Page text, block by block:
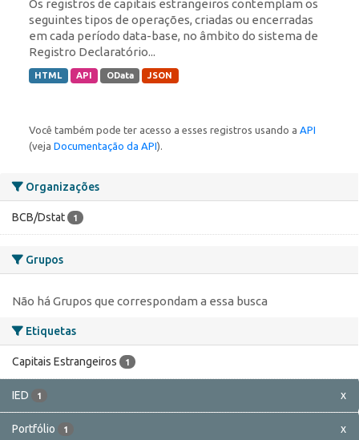
Organizações
BCB/Dstat 1
Grupos
Não há Grupos que correspondam a essa busca
Etiquetas
Capitais Estrangeiros 1
IED 1 x
Portfólio 1 x
Os registros de capitais estrangeiros contemplam os
seguintes tipos de operações, criadas ou encerradas
em cada período data-base, no âmbito do sistema de
Registro Declaratório...
HTML API OData JSON
Você também pode ter acesso a esses registros usando a API
(veja Documentação da API).